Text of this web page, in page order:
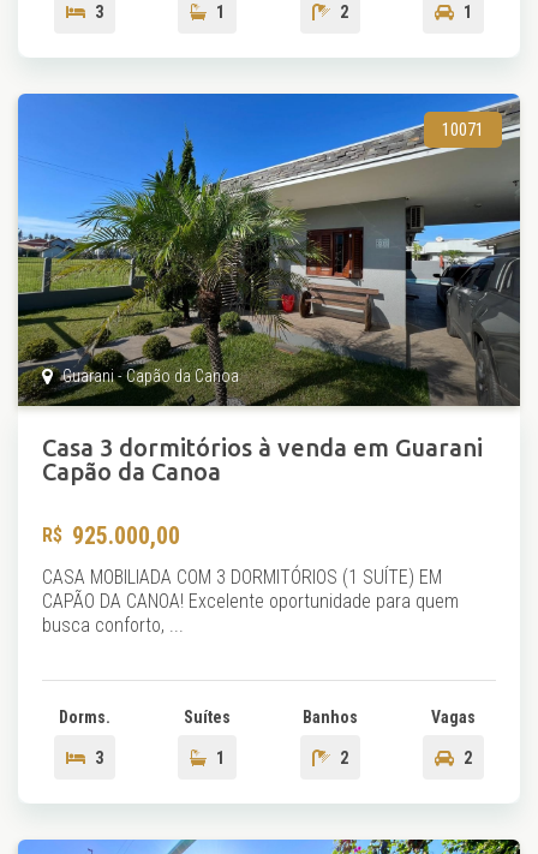
3 1 2 1
10071
Guarani - Capão da Canoa
Casa 3 dormitórios à venda em Guarani
Capão da Canoa
925.000,00
CASA MOBILIADA COM 3 DORMITÓRIOS (1 SUÍTE) EM
CAPÃO DA CANOA! Excelente oportunidade para quem
busca conforto, ...
Dorms.
3
Suítes
1
Banhos
2
Vagas
2